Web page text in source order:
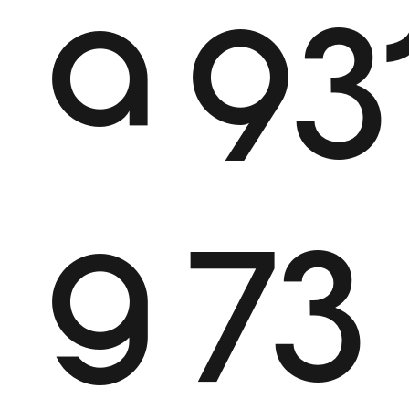
a
g73